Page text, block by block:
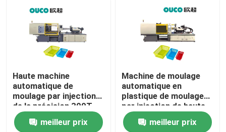
Équipement auxiliaire
Haute machine
automatique de
moulage par injection
de la précision 300T
avec le guide linéaire
meilleur prix
Machine de moulage
automatique en
plastique de moulage
par injection de haute
précision de PVC
meilleur prix